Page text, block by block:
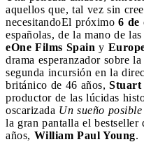
aquellos que, tal vez sin
necesitandoEl próximo 6 de
españolas, de la mano de
eOne Films Spain y
drama esperanzador sobre
segunda incursión en la
británico de 46 años, Stuart
productor de las lúcidas
oscarizada Un sueño posible
la gran pantalla el bestseller
años, William Paul Young.